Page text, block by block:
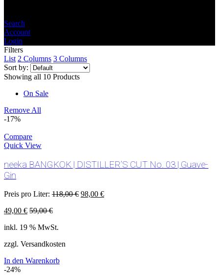
Search
Account
Login
Filters
List 2 Columns 3 Columns
Sort by:
Showing all 10 Products
On Sale
Remove All
-17%
Compare
Quick View
neeka BANGKOK | DISTILLER’S CUT No. 03 | Guave-
Gin
Preis pro Liter: 118,00€ 98,00 €
49,00 € 59,00€
inkl. 19 % MwSt.
zzgl. Versandkosten
In den Warenkorb
-24%